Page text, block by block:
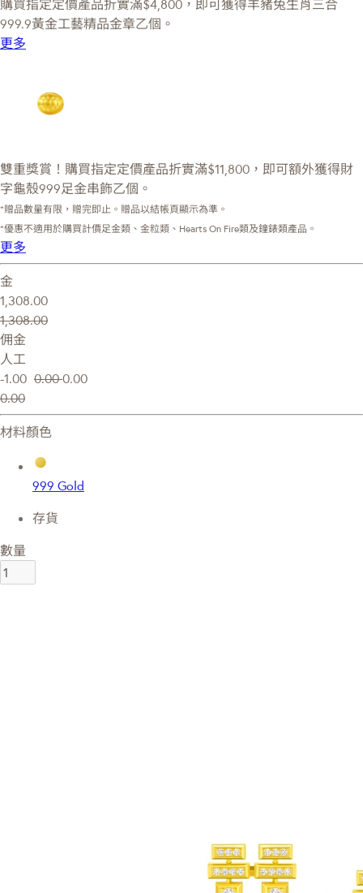
購買指定定價產品折實滿$4,800，即可獲得羊豬兔生肖三合
999.9黃金工藝精品金章乙個。
更多
雙重獎賞！購買指定定價產品折實滿$11,800，即可額外獲得財
字龜殼999足金串飾乙個。
*贈品數量有限，贈完即止。贈品以結帳頁顯示為準。
*優惠不適用於購買計價足金類、金粒類、Hearts On Fire類及鐘錶類產品。
更多
金
1,308.00
1,308.00
佣金
人工
-1.00 0.000.00
0.00
材料顏色
999 Gold
存貨
數量